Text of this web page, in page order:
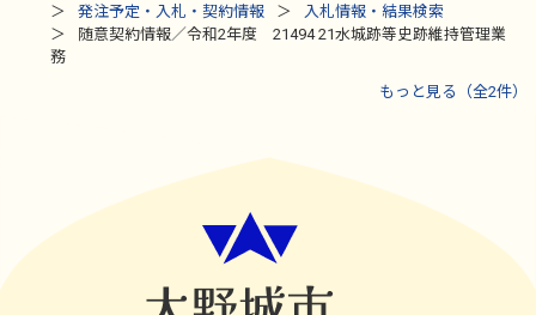
発注予定・入札・契約情報
入札情報・結果検索
随意契約情報／令和2年度 21494 21水城跡等史跡維持管理業
務
もっと見る（全2件）